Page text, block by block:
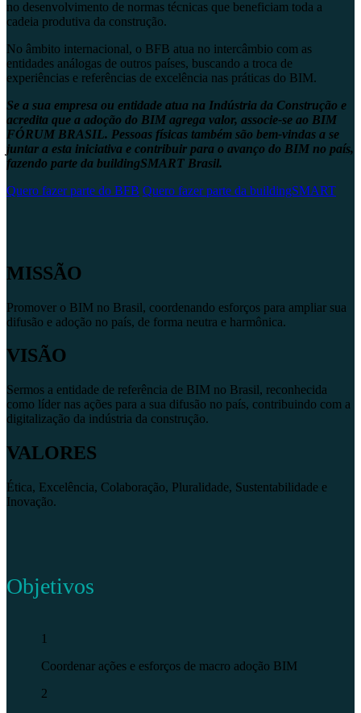
no desenvolvimento de normas técnicas que beneficiam toda a
cadeia produtiva da construção.
No âmbito internacional, o BFB atua no intercâmbio com as
entidades análogas de outros países, buscando a troca de
experiências e referências de excelência nas práticas do BIM.
Se a sua empresa ou entidade atua na Indústria da Construção e
acredita que a adoção do BIM agrega valor, associe-se ao BIM
FÓRUM BRASIL. Pessoas físicas também são bem-vindas a se
juntar a esta iniciativa e contribuir para o avanço do BIM no país,
fazendo parte da buildingSMART Brasil.
Quero fazer parte do BFB Quero fazer parte da buildingSMART
MISSÃO
Promover o BIM no Brasil, coordenando esforços para ampliar sua
difusão e adoção no país, de forma neutra e harmônica.
VISÃO
Sermos a entidade de referência de BIM no Brasil, reconhecida
como líder nas ações para a sua difusão no país, contribuindo com a
digitalização da indústria da construção.
VALORES
Ética, Excelência, Colaboração, Pluralidade, Sustentabilidade e
Inovação.
Objetivos
1
Coordenar ações e esforços de macro adoção BIM
2